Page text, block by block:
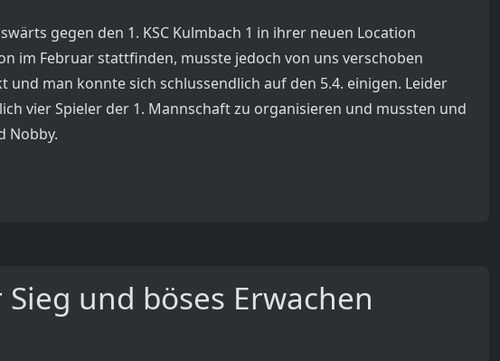
gegen den 1. KSC Kulmbach 1 in ihrer neuen Location
im Februar stattfinden, musste jedoch von uns verschoben
und man konnte sich schlussendlich auf den 5.4. einigen. Leider
vier Spieler der 1. Mannschaft zu organisieren und mussten und
Nobby.
und böses Erwachen